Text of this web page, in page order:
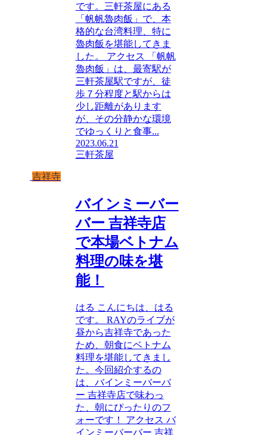
です。三軒茶屋にある
「帆帆魯肉飯」で、本
格的な台湾料理、特に
魯肉飯を堪能してきま
した。 アクセス 「帆帆
魯肉飯」は、最寄駅が
三軒茶屋駅ですが、徒
歩７分程度と駅からは
少し距離があります
が、その分静かな環境
でゆっくりと食事...
2023.06.21
三軒茶屋
吉祥寺
バインミーバー
バー 吉祥寺店
で本場ベトナム
料理の味を堪
能！
はる こんにちは、はる
です。 RAYのライブが
昼から吉祥寺であった
ため、朝食にベトナム
料理を堪能してきまし
た。今回紹介するの
は、バインミーバーバ
ー 吉祥寺店で味わっ
た、朝にぴったりのフ
ォーです！ アクセス バ
インミーバーバー 吉祥